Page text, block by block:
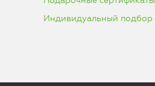
Индивидуальный подбор